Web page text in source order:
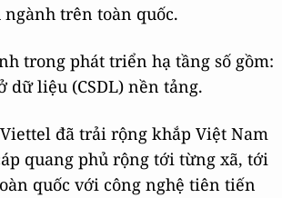
trên toàn quốc.
trong phát triển hạ tầng số gồm:
dữ liệu (CSDL) nền tảng.
đã trải rộng khắp Việt Nam
quang phủ rộng tới từng xã, tới
quốc với công nghệ tiên tiến